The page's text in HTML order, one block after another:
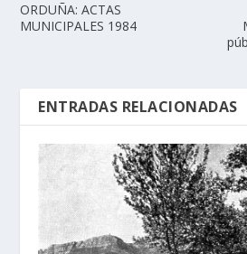
ORDUÑA: ACTAS
MUNICIPALES 1984
ENTRADAS RELACIONADAS